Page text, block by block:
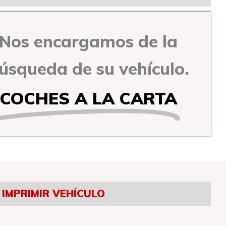
Nos encargamos de la
de su vehículo.
COCHES A LA CARTA
IMPRIMIR VEHÍCULO